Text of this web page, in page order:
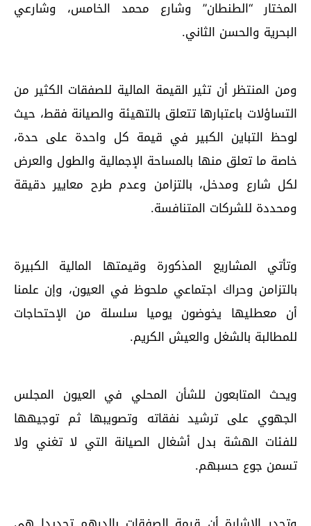
المختار “الطنطان” وشارع محمد الخامس، وشارعي
البحرية والحسن الثاني.
ومن المنتظر أن تثير القيمة المالية للصفقات الكثير من
التساؤلات باعتبارها تتعلق بالتهيئة والصيانة فقط، حيث
لوحظ التباين الكبير في قيمة كل واحدة على حدة،
خاصة ما تعلق منها بالمساحة الإجمالية والطول والعرض
لكل شارع ومدخل، بالتزامن وعدم طرح معايير دقيقة
ومحددة للشركات المتنافسة.
وتأتي المشاريع المذكورة وقيمتها المالية الكبيرة
بالتزامن وحراك اجتماعي ملحوظ في العيون، وإن علمنا
أن معطليها يخوضون يوميا سلسلة من الإحتحاجات
للمطالبة بالشغل والعيش الكريم.
ويحث المتابعون للشأن المحلي في العيون المجلس
الجهوي على ترشيد نفقاته وتصويبها ثم توجيهها
للفئات الهشة بدل أشغال الصيانة التي لا تغني ولا
تسمن جوع حسبهم.